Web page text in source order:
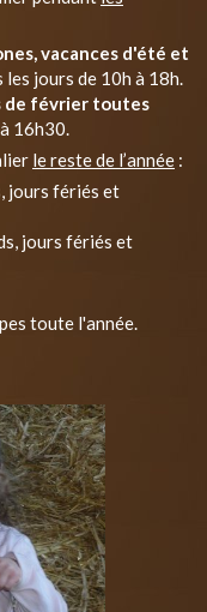
vacances d'été et
les jours de 10h à 18h.
de février toutes
16h30.
le reste de l’année :
jours fériés et
jours fériés et
toute l'année.